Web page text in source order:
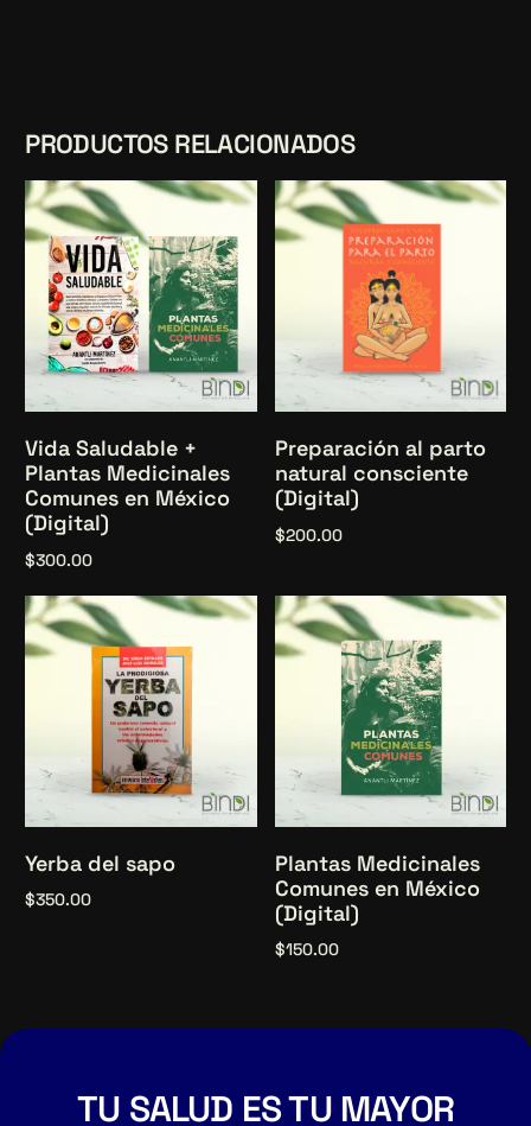
PRODUCTOS RELACIONADOS
Vida Saludable +
Plantas Medicinales
Comunes en México
(Digital)
$300.00
Añadir al carrito
Preparación al parto
natural consciente
(Digital)
$200.00
Yerba del sapo
$350.00
Plantas Medicinales
Comunes en México
(Digital)
$150.00
TU SALUD ES TU MAYOR